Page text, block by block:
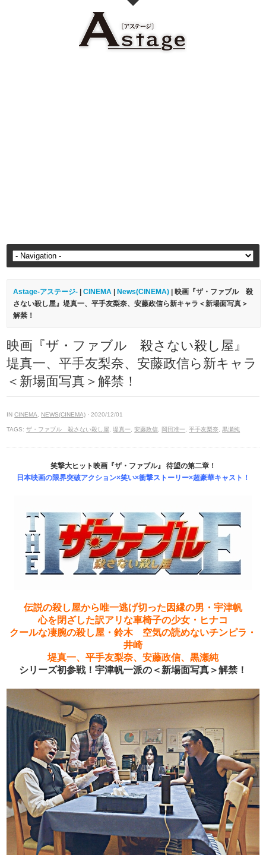
Astage-アステージ- |CINEMA News(CINEMA) | 映画『ザ・ファブル 殺
さない殺し屋』堤真一、平手友梨奈、安藤政信ら新キャラ＜新場面写真＞
解禁！
映画『ザ・ファブル 殺さない殺し屋』
堤真一、平手友梨奈、安藤政信ら新キャラ
＜新場面写真＞解禁！
INCINEMA NEWS(CINEMA) · 2020/12/01
TAGS:ザ・ファブル 殺さない殺し屋 ,堤真一 ,安藤政信 岡田准一 ,平手友梨奈 ,黒瀬純
笑撃大ヒット映画『ザ・ファブル』 待望の第二章！
日本映画の限界突破アクション×笑い×衝撃ストーリー×超豪華キャスト！
伝説の殺し屋から唯一逃げ切った因縁の男・宇津帆
心を閉ざした訳アリな車椅子の少女・ヒナコ
クールな凄腕の殺し屋・鈴木 空気の読めないチンピラ・
井崎
堤真一、平手友梨奈、安藤政信、黒瀬純
シリーズ初参戦！宇津帆一派の＜新場面写真＞解禁！